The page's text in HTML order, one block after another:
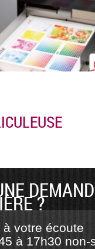
?
votre écoute
à 17h30 non-